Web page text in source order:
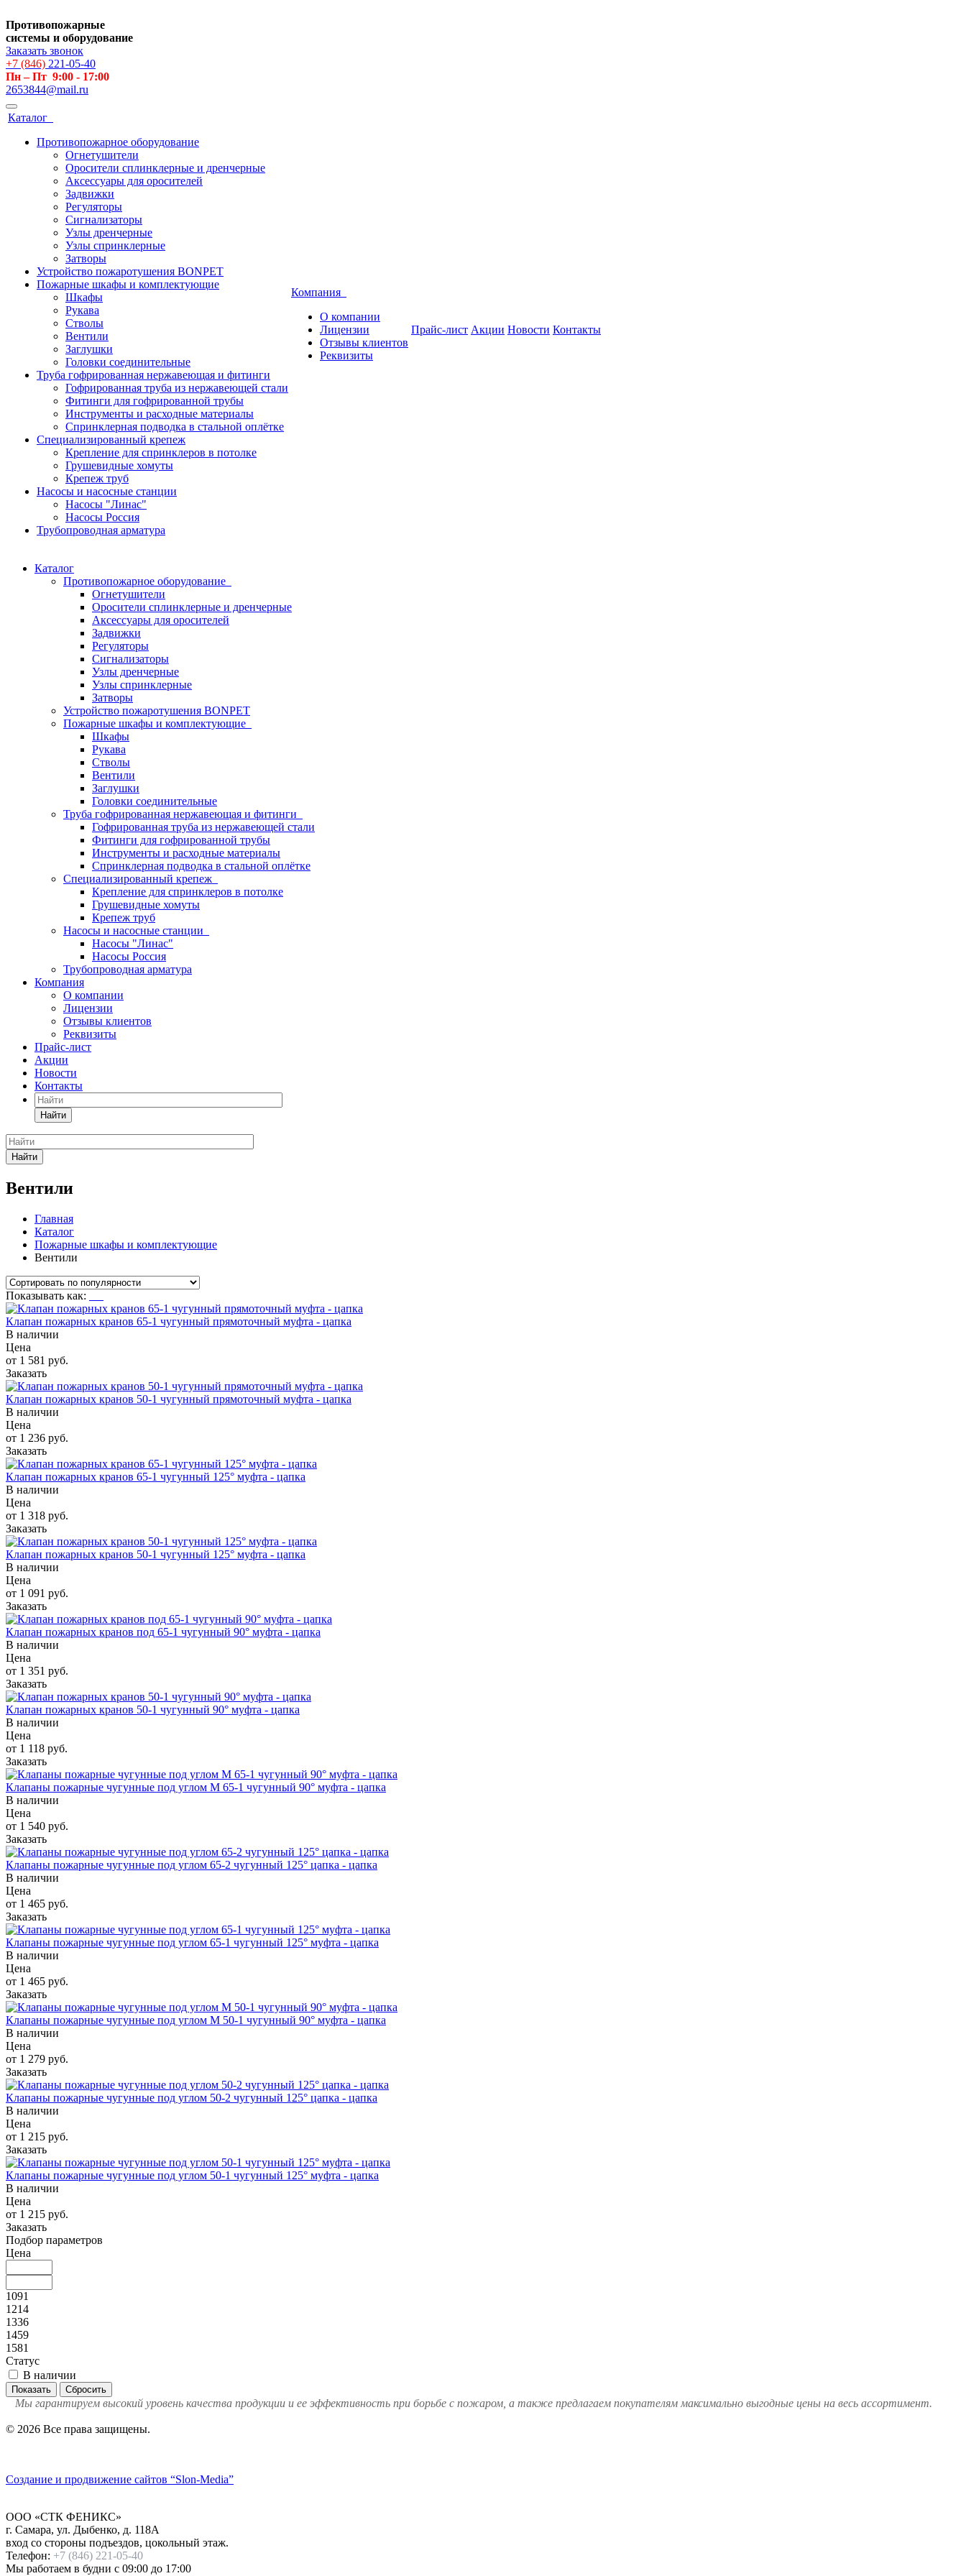
Противопожарные
системы и оборудование
Заказать звонок
+7 (846) 221-05-40
Пн – Пт 9:00 - 17:00
2653844@mail.ru
Каталог
Противопожарное оборудование
Огнетушители
Оросители сплинклерные и дренчерные
Аксессуары для оросителей
Задвижки
Регуляторы
Сигнализаторы
Узлы дренчерные
Узлы спринклерные
Затворы
Устройство пожаротушения BONPET
Пожарные шкафы и комплектующие
Шкафы
Рукава
Стволы
Вентили
Заглушки
Головки соединительные
Труба гофрированная нержавеющая и фитинги
Гофрированная труба из нержавеющей стали
Фитинги для гофрированной трубы
Инструменты и расходные материалы
Спринклерная подводка в стальной оплётке
Специализированный крепеж
Крепление для спринклеров в потолке
Грушевидные хомуты
Крепеж труб
Насосы и насосные станции
Насосы "Линас"
Насосы Россия
Трубопроводная арматура
Компания
О компании
Лицензии
Отзывы клиентов
Реквизиты
Прайс-лист Акции Новости Контакты
Каталог
Противопожарное оборудование
Огнетушители
Оросители сплинклерные и дренчерные
Аксессуары для оросителей
Задвижки
Регуляторы
Сигнализаторы
Узлы дренчерные
Узлы спринклерные
Затворы
Устройство пожаротушения BONPET
Пожарные шкафы и комплектующие
Шкафы
Рукава
Стволы
Вентили
Заглушки
Головки соединительные
Труба гофрированная нержавеющая и фитинги
Гофрированная труба из нержавеющей стали
Фитинги для гофрированной трубы
Инструменты и расходные материалы
Спринклерная подводка в стальной оплётке
Специализированный крепеж
Крепление для спринклеров в потолке
Грушевидные хомуты
Крепеж труб
Насосы и насосные станции
Насосы "Линас"
Насосы Россия
Трубопроводная арматура
Компания
О компании
Лицензии
Отзывы клиентов
Реквизиты
Прайс-лист
Акции
Новости
Контакты
Найти
Найти
Вентили
Главная
Каталог
Пожарные шкафы и комплектующие
Вентили
Показывать как:
Клапан пожарных кранов 65-1 чугунный прямоточный муфта - цапка
В наличии
Цена
от 1 581 руб.
Заказать
Клапан пожарных кранов 50-1 чугунный прямоточный муфта - цапка
В наличии
Цена
от 1 236 руб.
Заказать
Клапан пожарных кранов 65-1 чугунный 125° муфта - цапка
В наличии
Цена
от 1 318 руб.
Заказать
Клапан пожарных кранов 50-1 чугунный 125° муфта - цапка
В наличии
Цена
от 1 091 руб.
Заказать
Клапан пожарных кранов под 65-1 чугунный 90° муфта - цапка
В наличии
Цена
от 1 351 руб.
Заказать
Клапан пожарных кранов 50-1 чугунный 90° муфта - цапка
В наличии
Цена
от 1 118 руб.
Заказать
Клапаны пожарные чугунные под углом М 65-1 чугунный 90° муфта - цапка
В наличии
Цена
от 1 540 руб.
Заказать
Клапаны пожарные чугунные под углом 65-2 чугунный 125° цапка - цапка
В наличии
Цена
от 1 465 руб.
Заказать
Клапаны пожарные чугунные под углом 65-1 чугунный 125° муфта - цапка
В наличии
Цена
от 1 465 руб.
Заказать
Клапаны пожарные чугунные под углом М 50-1 чугунный 90° муфта - цапка
В наличии
Цена
от 1 279 руб.
Заказать
Клапаны пожарные чугунные под углом 50-2 чугунный 125° цапка - цапка
В наличии
Цена
от 1 215 руб.
Заказать
Клапаны пожарные чугунные под углом 50-1 чугунный 125° муфта - цапка
В наличии
Цена
от 1 215 руб.
Заказать
Подбор параметров
Цена
1091
1214
1336
1459
1581
Статус
В наличии
Мы гарантируем высокий уровень качества продукции и ее эффективность при борьбе с пожаром, а также предлагаем покупателям максимально выгодные цены на весь ассортимент.
© 2026 Все права защищены.
Создание и продвижение сайтов “Slon-Media”
ООО «СТК ФЕНИКС»
г. Самара, ул. Дыбенко, д. 118А
вход со стороны подъездов, цокольный этаж.
Телефон: +7 (846) 221-05-40
Мы работаем в будни с 09:00 до 17:00